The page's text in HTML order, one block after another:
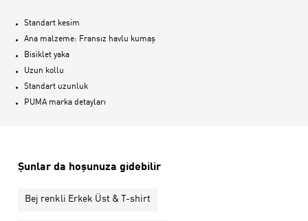
Standart kesim
Ana malzeme: Fransız havlu kumaş
Bisiklet yaka
Uzun kollu
Standart uzunluk
PUMA marka detayları
Şunlar da hoşunuza gidebilir
Bej renkli Erkek Üst & T-shirt